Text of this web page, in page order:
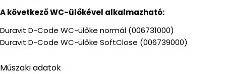
A következő WC-ülőkével alkalmazható:
Duravit D-Code WC-ülőke normál (006731000)
Duravit D-Code WC-ülőke SoftClose (006739000)
Műszaki adatok